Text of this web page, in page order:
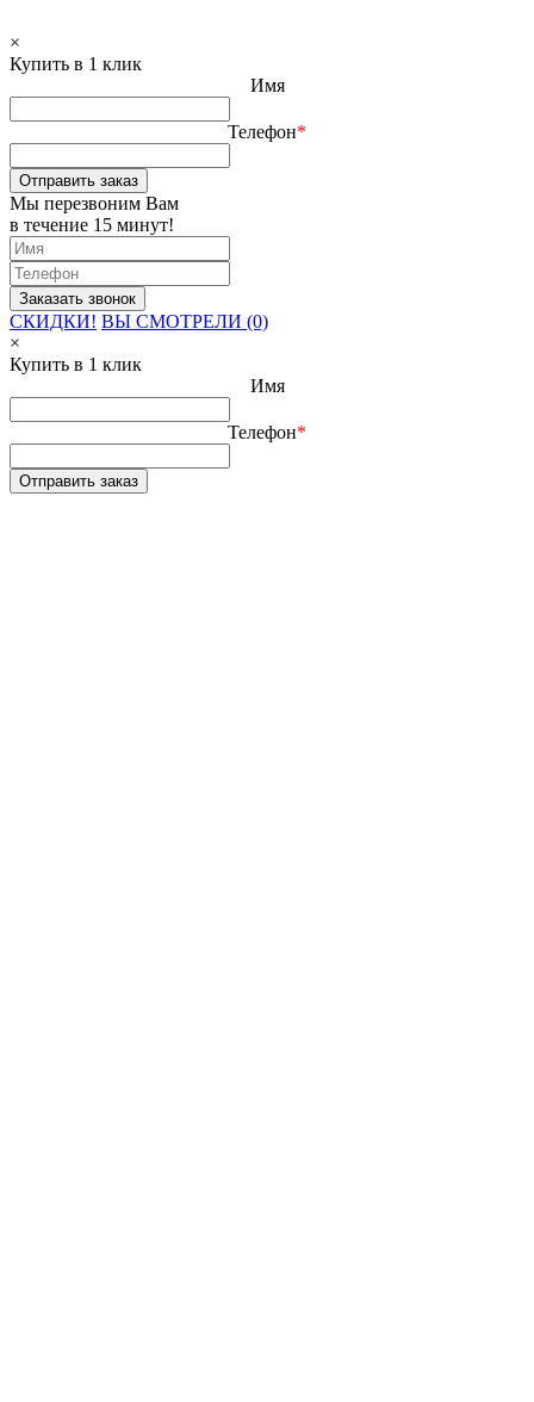
×
Купить в 1 клик
Имя
Телефон*
Отправить заказ
Мы перезвоним Вам
в течение 15 минут!
СКИДКИ! ВЫ СМОТРЕЛИ (0)
×
Купить в 1 клик
Имя
Телефон*
Отправить заказ